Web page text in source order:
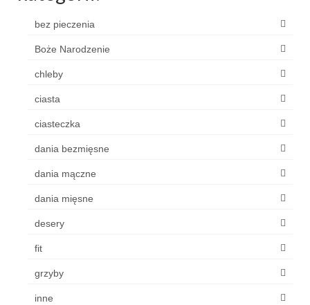
bez pieczenia
Boże Narodzenie
chleby
ciasta
ciasteczka
dania bezmięsne
dania mączne
dania mięsne
desery
fit
grzyby
inne